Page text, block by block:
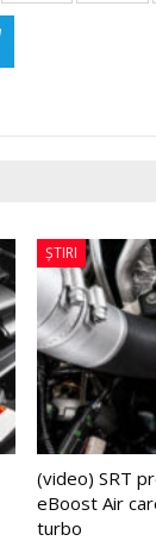
ȘTIRI
(video) SRT
eBoost Air
turbo